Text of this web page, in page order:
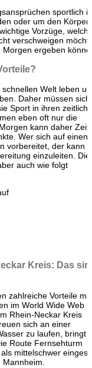
sportlich in
oder um den Körper
Vorzüge,
verschweigen
ergeben
Welt leben
Daher müssen sich
Sport in ihren zeitlich
eben oft nur die
kann daher Zeit
Wer sich auf einen
vorbereitet, der kann
einzuleiten. Die
auch wie folgt
Kreis: Das
zahlreiche Vorteile mit
im World Wide Web
Rhein-Neckar Kreis
sich an einer
zu laufen, bringt
Route Fernsehturm
mittelschwer
Mannheim.